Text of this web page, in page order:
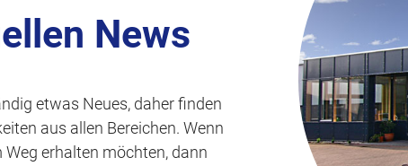
p
n
g
News
etwas Neues, daher finden
aus allen Bereichen. Wenn
erhalten möchten, dann